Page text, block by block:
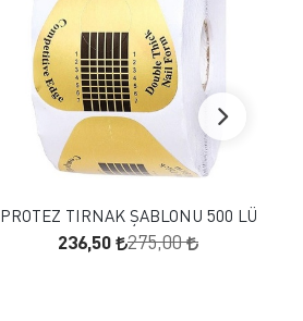
FAVORILERE EKLE
SEPETE EKLE
PROTEZ TIRNAK ŞABLONU 500 LÜ
236,50 275,00